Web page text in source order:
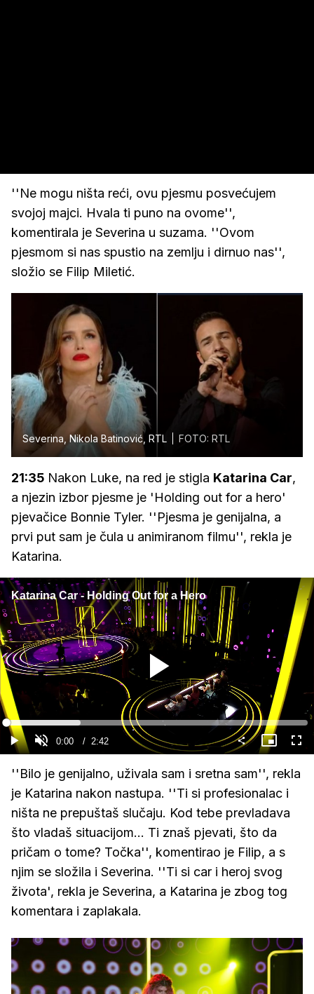
''Ne mogu ništa reći, ovu pjesmu posvećujem
svojoj majci. Hvala ti puno na ovome'',
komentirala je Severina u suzama. ''Ovom
pjesmom si nas spustio na zemlju i dirnuo nas'',
složio se Filip Miletić.
Severina, Nikola Batinović, RTL FOTO: RTL
21:35 Nakon Luke, na red je stigla Katarina Car,
a njezin izbor pjesme je 'Holding out for a hero'
pjevačice Bonnie Tyler. ''Pjesma je genijalna, a
prvi put sam je čula u animiranom filmu'', rekla je
Katarina.
Katarina Car - Holding Out for a Hero
Gledaj
GledajUpali
zvuk
Current
Time
0:00 / Duration
2:42
Loaded:
24.55%
Slika
u
''Bilo je genijalno, uživala sam i sretna sam'', rekla
je Katarina nakon nastupa. ''Ti si profesionalac i
ništa ne prepuštaš slučaju. Kod tebe prevladava
što vladaš situacijom... Ti znaš pjevati, što da
pričam o tome? Točka'', komentirao je Filip, a s
njim se složila i Severina. ''Ti si car i heroj svog
života', rekla je Severina, a Katarina je zbog tog
komentara i zaplakala.